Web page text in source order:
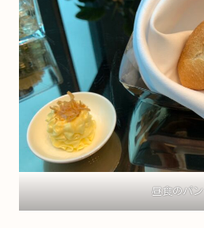
昼食のパン